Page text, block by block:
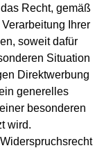
Recht, gemäß
Ihrer
soweit dafür
Situation
Direktwerbung
generelles
besonderen
wird.